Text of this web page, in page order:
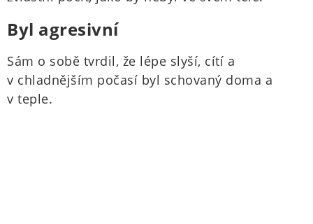
Byl agresivní
Sám o sobě tvrdil, že lépe slyší, cítí a
v chladnějším počasí byl schovaný doma a
v teple.